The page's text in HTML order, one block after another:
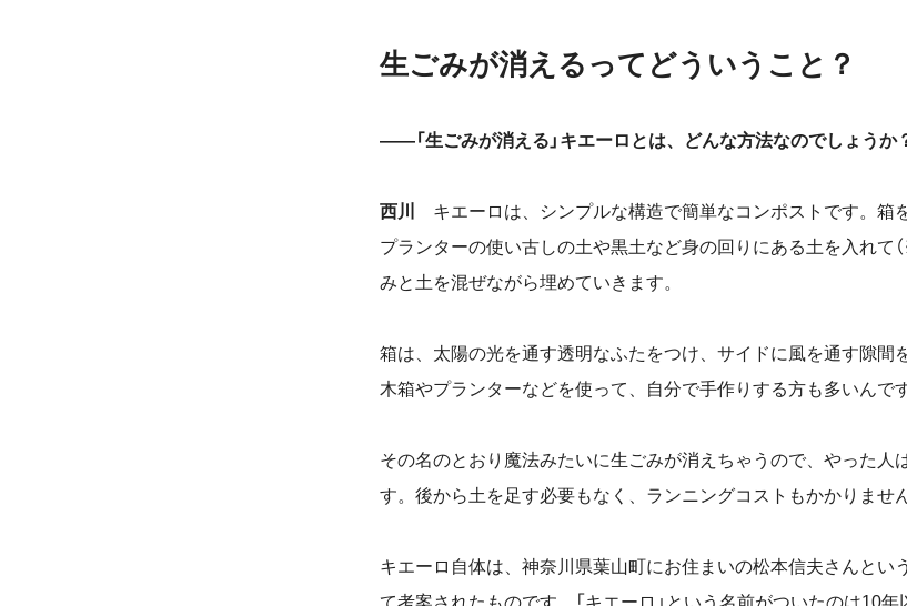
生ごみが消えるってどういうこと？
――「生ごみが消える」キエーロとは、どんな方法なのでしょうか
西川
キエーロは、シンプルな構造で簡単なコンポストです。箱
プランターの使い古しの土や黒土など身の回りにある土を入れて（
みと土を混ぜながら埋めていきます。
箱は、太陽の光を通す透明なふたをつけ、サイドに風を通す隙間
木箱やプランターなどを使って、自分で手作りする方も多いんで
その名のとおり魔法みたいに生ごみが消えちゃうので、やった人
す。後から土を足す必要もなく、ランニングコストもかかりません
キエーロ自体は、神奈川県葉山町にお住まいの松本信夫さんとい
て考案されたものです。「キエーロ」という名前がついたのは10年